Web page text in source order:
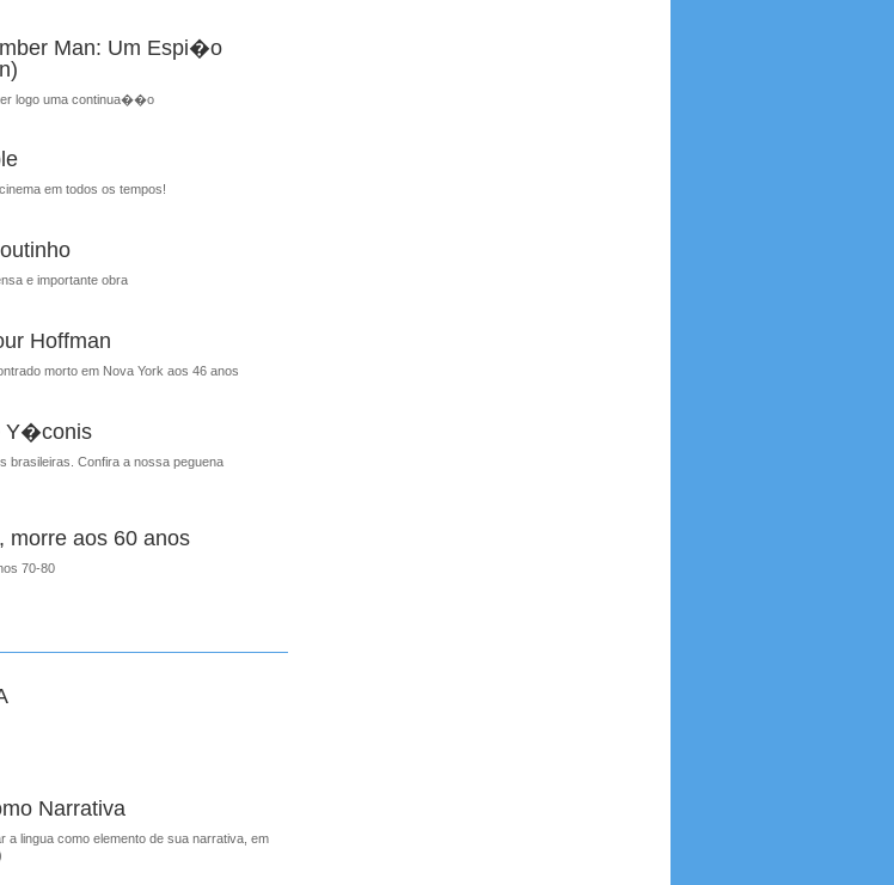
Man: Um Espi�o
logo uma continua��o
em todos os tempos!
e importante obra
Hoffman
morto em Nova York aos 46 anos
Y�conis
brasileiras. Confira a nossa peguena
morre aos 60 anos
70-80
Narrativa
lingua como elemento de sua narrativa, em